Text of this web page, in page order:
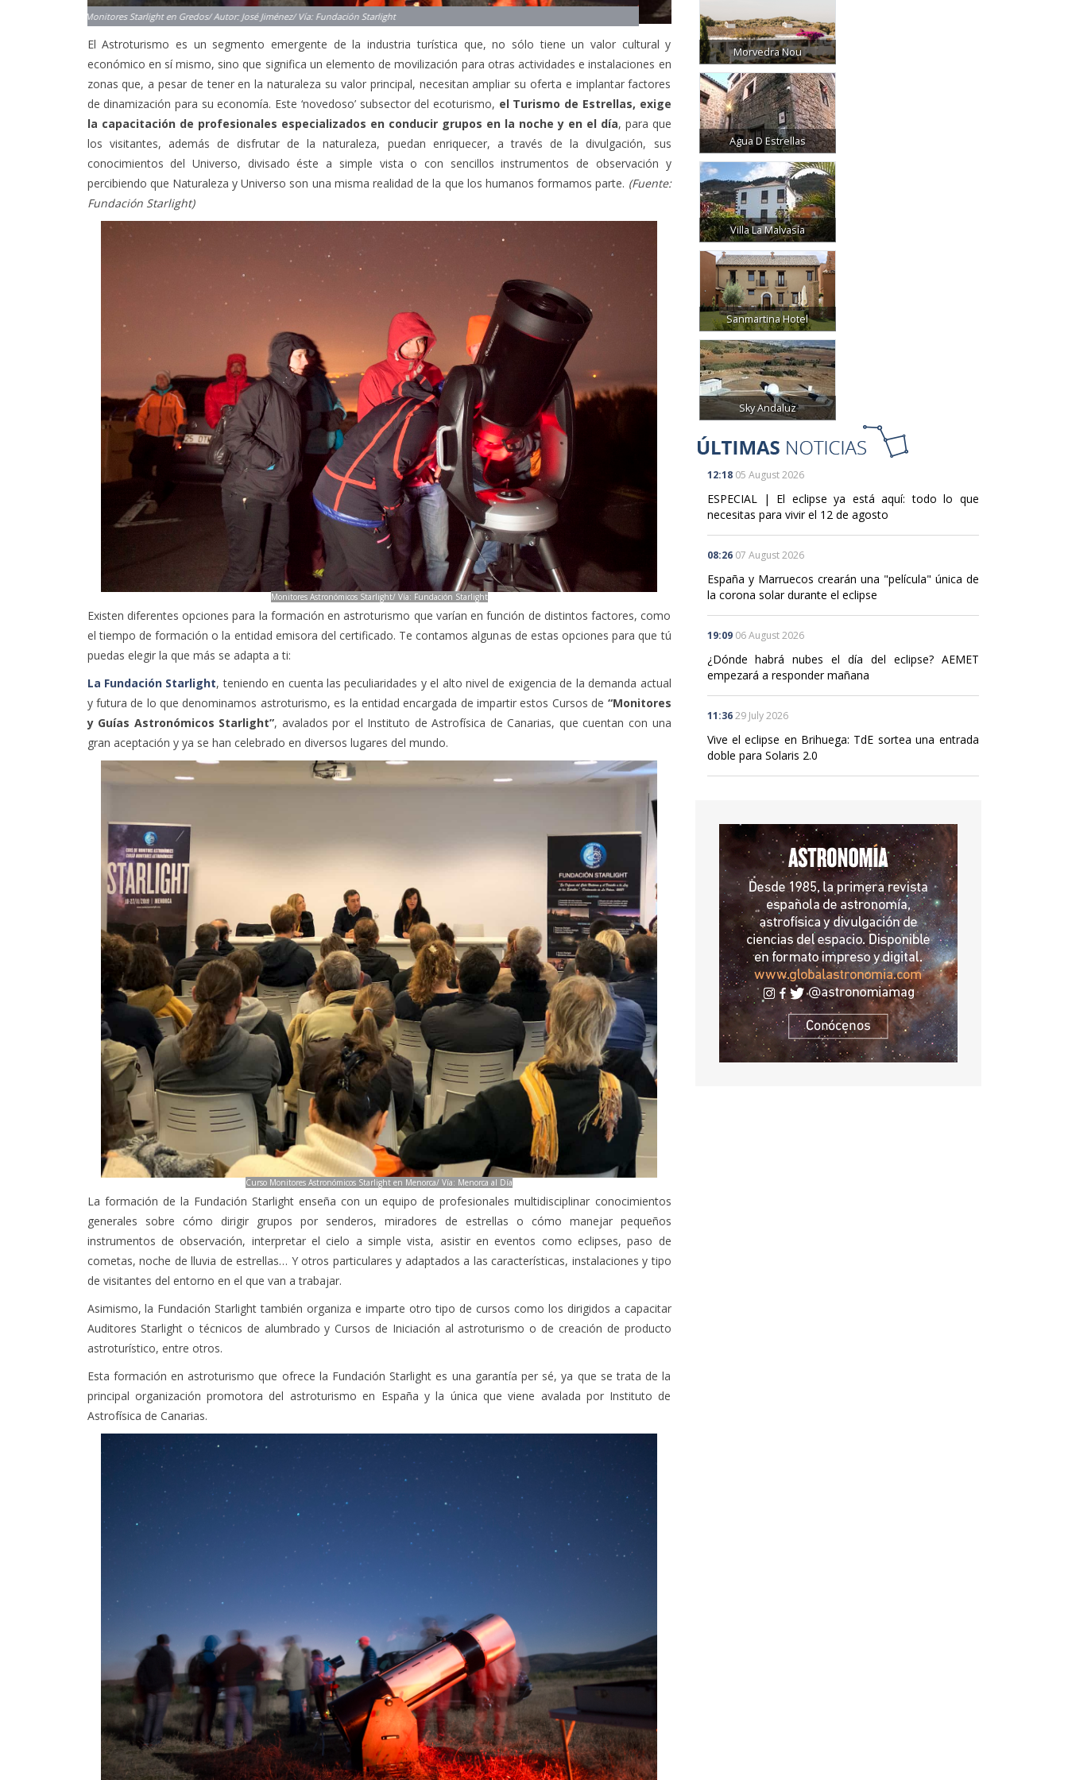
El Astroturismo es un segmento emergente de la industria turística que, no sólo tiene un valor cultural y
económico en sí mismo, sino que significa un elemento de movilización para otras actividades e instalaciones en
zonas que, a pesar de tener en la naturaleza su valor principal, necesitan ampliar su oferta e implantar factores
de dinamización para su economía. Este ‘novedoso’ subsector del ecoturismo, el Turismo de Estrellas, exige
la capacitación de profesionales especializados en conducir grupos en la noche y en el día , para que
los visitantes, además de disfrutar de la naturaleza, puedan enriquecer, a través de la divulgación, sus
conocimientos del Universo, divisado éste a simple vista o con sencillos instrumentos de observación y
percibiendo que Naturaleza y Universo son una misma realidad de la que los humanos formamos parte. (Fuente:
Fundación Starlight)
Monitores Astronómicos Starlight/ Vía: Fundación Starlight
Existen diferentes opciones para la formación en astroturismo que varían en función de distintos factores, como
el tiempo de formación o la entidad emisora del certificado. Te contamos algunas de estas opciones para que tú
puedas elegir la que más se adapta a ti:
La Fundación Starlight , teniendo en cuenta las peculiaridades y el alto nivel de exigencia de la demanda actual
y futura de lo que denominamos astroturismo, es la entidad encargada de impartir estos Cursos de “Monitores
y Guías Astronómicos Starlight” , avalados por el Instituto de Astrofísica de Canarias, que cuentan con una
gran aceptación y ya se han celebrado en diversos lugares del mundo.
Curso Monitores Astronómicos Starlight en Menorca/ Vía: Menorca al Día
La formación de la Fundación Starlight enseña con un equipo de profesionales multidisciplinar conocimientos
generales sobre cómo dirigir grupos por senderos, miradores de estrellas o cómo manejar pequeños
instrumentos de observación, interpretar el cielo a simple vista, asistir en eventos como eclipses, paso de
cometas, noche de lluvia de estrellas… Y otros particulares y adaptados a las características, instalaciones y tipo
de visitantes del entorno en el que van a trabajar.
Asimismo, la Fundación Starlight también organiza e imparte otro tipo de cursos como los dirigidos a capacitar
Auditores Starlight o técnicos de alumbrado y Cursos de Iniciación al astroturismo o de creación de producto
astroturístico, entre otros.
Esta formación en astroturismo que ofrece la Fundación Starlight es una garantía per sé, ya que se trata de la
principal organización promotora del astroturismo en España y la única que viene avalada por Instituto de
Astrofísica de Canarias.
Morvedra Nou
Agua D Estrellas
Villa La Malvasía
Sanmartina Hotel
Sky Andaluz
12:18 05 August 2026
ESPECIAL | El eclipse ya está aquí: todo lo que
necesitas para vivir el 12 de agosto
08:26 07 August 2026
España y Marruecos crearán una "película" única de
la corona solar durante el eclipse
19:09 06 August 2026
¿Dónde habrá nubes el día del eclipse? AEMET
empezará a responder mañana
11:36 29 July 2026
Vive el eclipse en Brihuega: TdE sortea una entrada
doble para Solaris 2.0